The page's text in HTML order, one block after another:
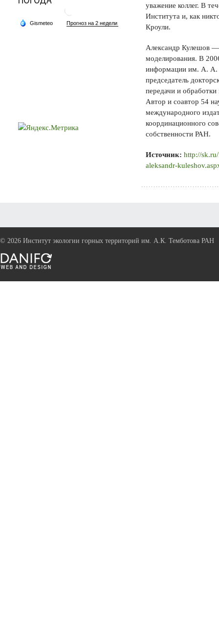
уважение коллег. В
Института и, как
Кроули.
Александр Кулешов —
моделирования. В
информации им. А. А.
председатель
передачи и
Автор и соавтор 54
международного
координационного
собственности РАН.
Источник: http://
aleksandr-
© 2026 Институт экологии горных территорий им. А.К. Темботова РАН